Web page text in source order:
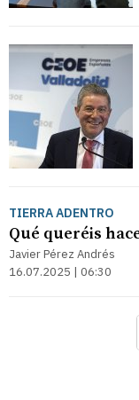
TIERRA ADENTRO
Qué queréis
Javier Pérez Andrés
16.07.2025 | 06:30